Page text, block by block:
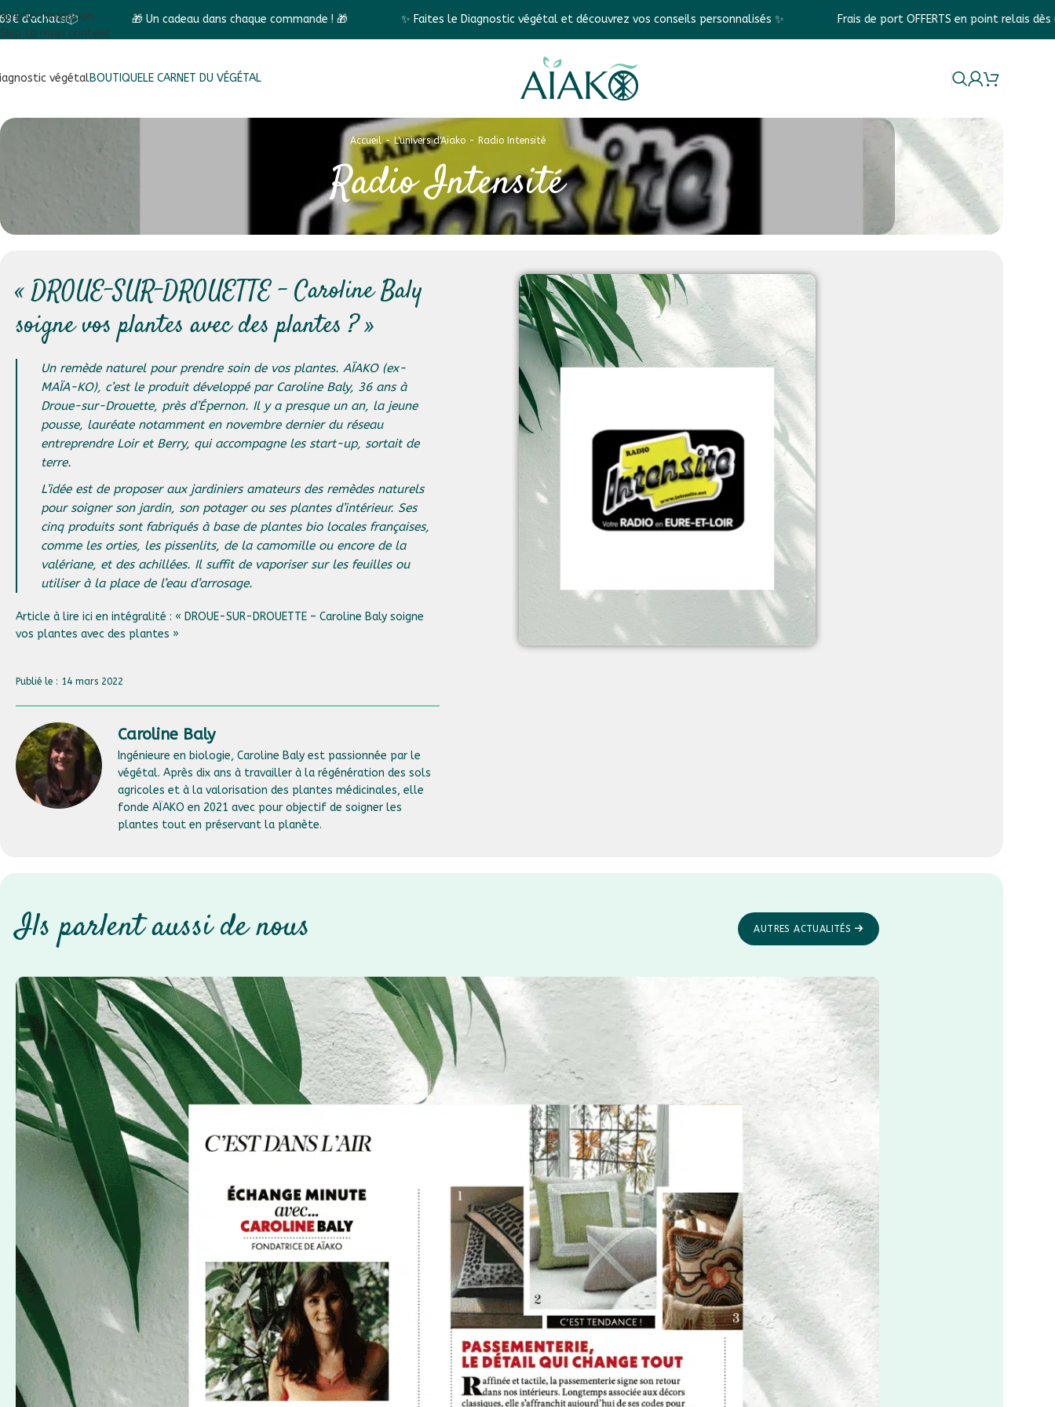
Skip to navigation
Skip to main content
🎁 Un cadeau dans chaque commande ! 🎁 ✨ Faites le Diagnostic végétal et découvrez vos conseils personnalisés ✨ Frais de port OFFERTS en point relais dès 69€ d'achats📦
végétalBOUTIQUELE CARNET DU VÉGÉTAL
Accueil- L'univers d'Aïako- Radio Intensité
Radio Intensité
« DROUE-SUR-DROUETTE – Caroline Baly
soigne vos plantes avec des plantes ? »
Un remède naturel pour prendre soin de vos plantes. AÏAKO (ex-
MAÏA-KO), c’est le produit développé par Caroline Baly, 36 ans à
Droue-sur-Drouette, près d’Épernon. Il y a presque un an, la jeune
pousse, lauréate notamment en novembre dernier du réseau
entreprendre Loir et Berry, qui accompagne les start-up, sortait de
terre.
L’idée est de proposer aux jardiniers amateurs des remèdes naturels
pour soigner son jardin, son potager ou ses plantes d’intérieur. Ses
cinq produits sont fabriqués à base de plantes bio locales françaises,
comme les orties, les pissenlits, de la camomille ou encore de la
valériane, et des achillées. Il suffit de vaporiser sur les feuilles ou
utiliser à la place de l’eau d’arrosage.
Article à lire ici en intégralité : « DROUE-SUR-DROUETTE – Caroline Baly soigne
vos plantes avec des plantes »
Publié le : 14 mars 2022
Caroline Baly
Ingénieure en biologie, Caroline Baly est passionnée par le
végétal. Après dix ans à travailler à la régénération des sols
agricoles et à la valorisation des plantes médicinales, elle
fonde AÏAKO en 2021 avec pour objectif de soigner les
plantes tout en préservant la planète.
Ils parlent aussi de nous AUTRES ACTUALITÉS